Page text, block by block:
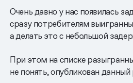
Очень давно у нас появилась
сразу потребителям
а делать это с небольшой
При этом на списке
не понять, опубликован